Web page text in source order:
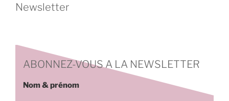
Newsletter
ABONNEZ-VOUS A LA NEWSLETTER
Nom & prénom